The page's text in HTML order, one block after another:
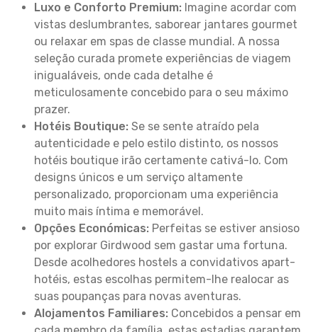
Luxo e Conforto Premium: Imagine acordar com
vistas deslumbrantes, saborear jantares gourmet
ou relaxar em spas de classe mundial. A nossa
seleção curada promete experiências de viagem
inigualáveis, onde cada detalhe é
meticulosamente concebido para o seu máximo
prazer.
Hotéis Boutique: Se se sente atraído pela
autenticidade e pelo estilo distinto, os nossos
hotéis boutique irão certamente cativá-lo. Com
designs únicos e um serviço altamente
personalizado, proporcionam uma experiência
muito mais íntima e memorável.
Opções Económicas: Perfeitas se estiver ansioso
por explorar Girdwood sem gastar uma fortuna.
Desde acolhedores hostels a convidativos apart-
hotéis, estas escolhas permitem-lhe realocar as
suas poupanças para novas aventuras.
Alojamentos Familiares: Concebidos a pensar em